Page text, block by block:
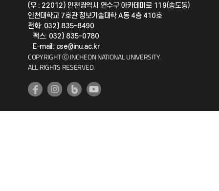
공자아카데미
기초교육원
공학교육혁신센터
대학생활상담센터
(우 : 22012) 인천광역시 연수구 아카데미로 119(송도동)
인천대학교 7호관 정보기술대학 A동 4층 410호
전화: 032) 835-8490
팩스: 032) 835-0780
E-mail: cse@inu.ac.kr
COPYRIGHT ⓒ INCHEON NATIONAL UNIVERSITY.
ALL RIGHTS RESERVED.